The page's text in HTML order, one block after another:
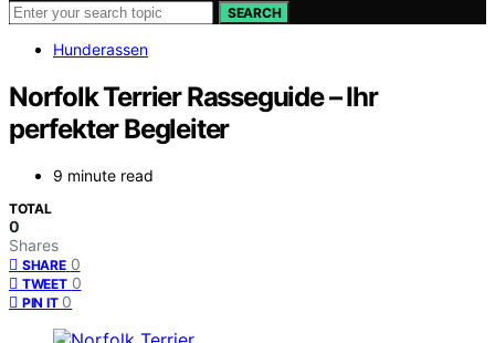
SEARCH
Hunderassen
Norfolk Terrier Rasseguide – Ihr
perfekter Begleiter
9 minute read
TOTAL
0
Shares
SHARE 0
TWEET 0
PIN IT 0